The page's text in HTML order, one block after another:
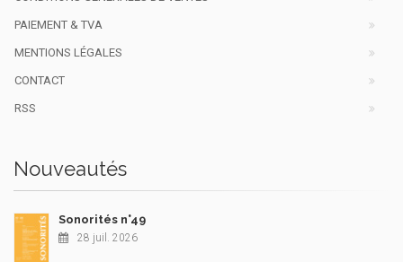
PAIEMENT & TVA
MENTIONS LÉGALES
CONTACT
RSS
Nouveautés
Sonorités n°49
28 juil. 2026